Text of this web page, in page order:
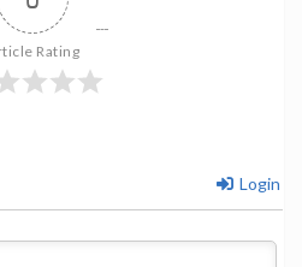
Rating
Login